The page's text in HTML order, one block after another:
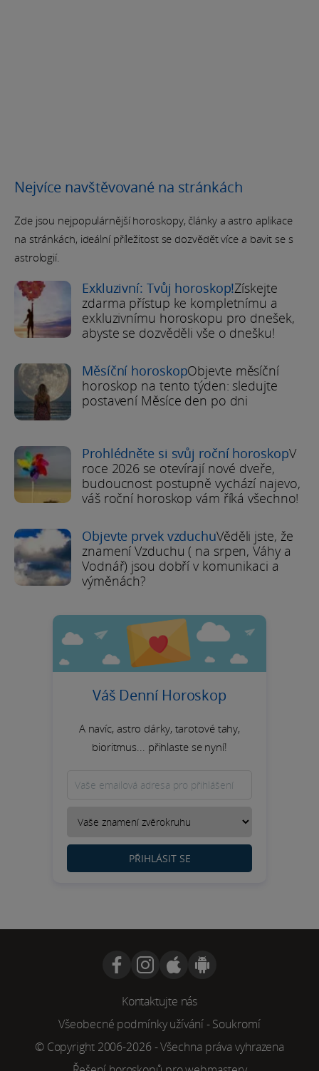
Nejvíce navštěvované na stránkách
Zde jsou nejpopulárnější horoskopy, články a astro aplikace
na stránkách, ideální příležitost se dozvědět více a bavit se s
astrologií.
Exkluzivní: Tvůj horoskop!Získejte
zdarma přístup ke kompletnímu a
exkluzivnímu horoskopu pro dnešek,
abyste se dozvěděli vše o dnešku!
Měsíční horoskopObjevte měsíční
horoskop na tento týden: sledujte
postavení Měsíce den po dni
Prohlédněte si svůj roční horoskopV
roce 2026 se otevírají nové dveře,
budoucnost postupně vychází najevo,
váš roční horoskop vám říká všechno!
Objevte prvek vzduchuVěděli jste, že
znamení Vzduchu ( na srpen, Váhy a
Vodnář) jsou dobří v komunikaci a
výměnách?
Váš Denní Horoskop
A navíc, astro dárky, tarotové tahy,
bioritmus... přihlaste se nyní!
PŘIHLÁSIT SE
Kontaktujte nás
Všeobecné podmínky užívání-Soukromí
© Copyright 2006-2026 - Všechna práva vyhrazena